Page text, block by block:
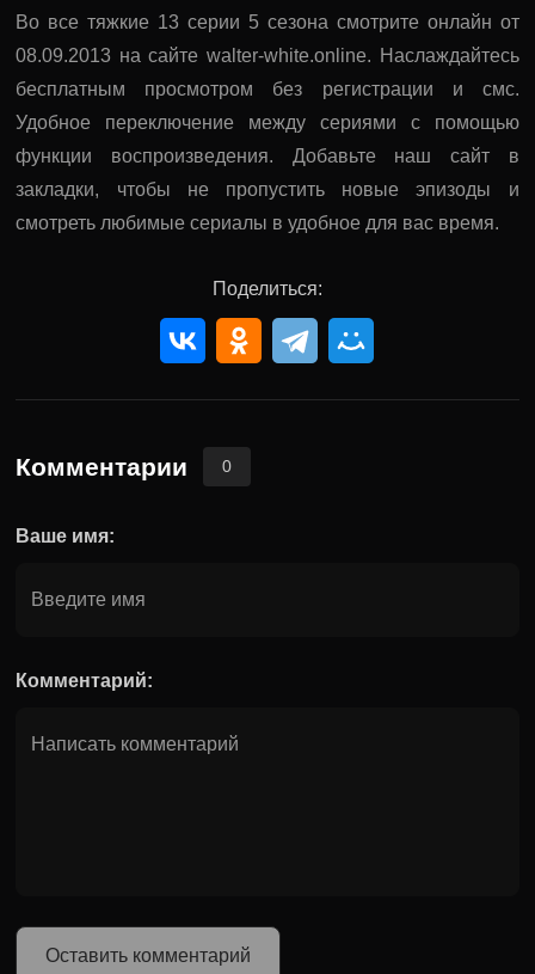
Во все тяжкие 13 серии 5 сезона смотрите онлайн от
08.09.2013 на сайте walter-white.online. Наслаждайтесь
бесплатным просмотром без регистрации и смс.
Удобное переключение между сериями с помощью
функции воспроизведения. Добавьте наш сайт в
закладки, чтобы не пропустить новые эпизоды и
смотреть любимые сериалы в удобное для вас время.
Поделиться:
Комментарии 0
Ваше имя:
Комментарий:
Оставить комментарий